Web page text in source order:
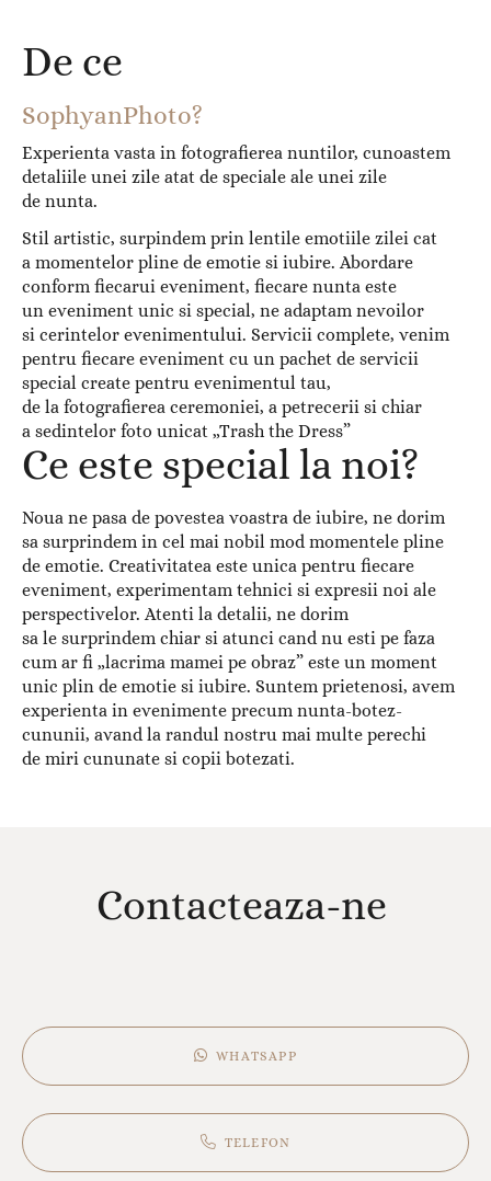
De ce
SophyanPhoto?
Experienta vasta in fotografierea nuntilor, cunoastem
detaliile unei zile atat de speciale ale unei zile
de nunta.
Stil artistic, surpindem prin lentile emotiile zilei cat
a momentelor pline de emotie si iubire. Abordare
conform fiecarui eveniment, fiecare nunta este
un eveniment unic si special, ne adaptam nevoilor
si cerintelor evenimentului. Servicii complete, venim
pentru fiecare eveniment cu un pachet de servicii
special create pentru evenimentul tau,
de la fotografierea ceremoniei, a petrecerii si chiar
a sedintelor foto unicat „Trash the Dress”
Ce este special la noi?
Noua ne pasa de povestea voastra de iubire, ne dorim
sa surprindem in cel mai nobil mod momentele pline
de emotie. Creativitatea este unica pentru fiecare
eveniment, experimentam tehnici si expresii noi ale
perspectivelor. Atenti la detalii, ne dorim
sa le surprindem chiar si atunci cand nu esti pe faza
cum ar fi „lacrima mamei pe obraz” este un moment
unic plin de emotie si iubire. Suntem prietenosi, avem
experienta in evenimente precum nunta-botez-
cununii, avand la randul nostru mai multe perechi
de miri cununate si copii botezati.
Contacteaza-ne
WHATSAPP
TELEFON